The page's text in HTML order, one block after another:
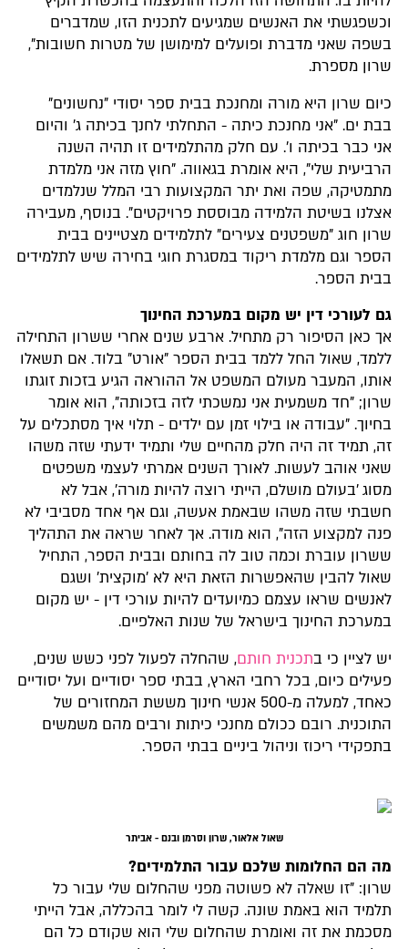
וכשפגשתי את האנשים שמגיעים לתכנית הזו, שמדברים
בשפה שאני מדברת ופועלים למימושן של מטרות חשובות",
שרון מספרת.
כיום שרון היא מורה ומחנכת בבית ספר יסודי "נחשונים"
בבת ים. "אני מחנכת כיתה - התחלתי לחנך בכיתה ג' והיום
אני כבר בכיתה ו'. עם חלק מהתלמידים זו תהיה השנה
הרביעית שלי", היא אומרת בגאווה. "חוץ מזה אני מלמדת
מתמטיקה, שפה ואת יתר המקצועות רבי המלל שנלמדים
אצלנו בשיטת הלמידה מבוססת פרויקטים". בנוסף, מעבירה
שרון חוג "משפטנים צעירים" לתלמידים מצטיינים בבית
הספר וגם מלמדת ריקוד במסגרת חוגי בחירה שיש לתלמידים
בבית הספר.
גם לעורכי דין יש מקום במערכת החינוך
אך כאן הסיפור רק מתחיל. ארבע שנים אחרי ששרון התחילה
ללמד, שאול החל ללמד בבית הספר "אורט" בלוד. אם תשאלו
אותו, המעבר מעולם המשפט אל ההוראה הגיע בזכות זוגתו
שרון; "חד משמעית אני נמשכתי לזה בזכותה", הוא אומר
בחיוך. "עבודה או בילוי זמן עם ילדים - תלוי איך מסתכלים על
זה, תמיד זה היה חלק מהחיים שלי ותמיד ידעתי שזה משהו
שאני אוהב לעשות. לאורך השנים אמרתי לעצמי משפטים
מסוג 'בעולם מושלם, הייתי רוצה להיות מורה', אבל לא
חשבתי שזה משהו שבאמת אעשה, וגם אף אחד מסביבי לא
פנה למקצוע הזה", הוא מודה. אך לאחר שראה את התהליך
ששרון עוברת וכמה טוב לה בחותם ובבית הספר, התחיל
שאול להבין שהאפשרות הזאת היא לא 'מוקצית' ושגם
לאנשים שראו עצמם כמיועדים להיות עורכי דין - יש מקום
במערכת החינוך בישראל של שנות האלפיים.
יש לציין כי בתכנית חותם, שהחלה לפעול לפני כשש שנים,
פעילים כיום, בכל רחבי הארץ, בבתי ספר יסודיים ועל יסודיים
כאחד, למעלה מ-500 אנשי חינוך מששת המחזורים של
התוכנית. רובם ככולם מחנכי כיתות ורבים מהם משמשים
בתפקידי ריכוז וניהול ביניים בבתי הספר.
שאול אלאור, שרון וסרמן ובנם - אביתר
מה הם החלומות שלכם עבור התלמידים?
שרון: "זו שאלה לא פשוטה מפני שהחלום שלי עבור כל
תלמיד הוא באמת שונה. קשה לי לומר בהכללה, אבל הייתי
מסכמת את זה ואומרת שהחלום שלי הוא שקודם כל הם